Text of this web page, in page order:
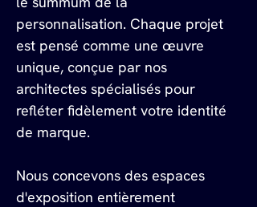
personnalisation. Chaque projet
est pensé comme une œuvre
unique, conçue par nos
architectes spécialisés pour
refléter fidèlement votre identité
de marque.
Nous concevons des espaces
d'exposition entièrement